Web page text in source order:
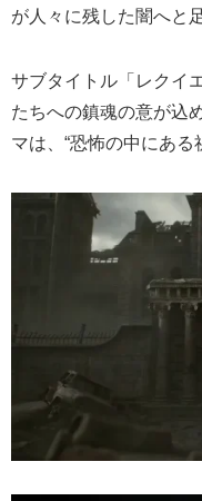
が人々に残した闇へと
サブタイトル「レクイ
たちへの鎮魂の意が込
マは、“恐怖の中にある